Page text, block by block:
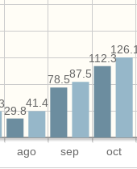
ago sep oct
112.3
78.5
29.8
126.1
87.5
41.4